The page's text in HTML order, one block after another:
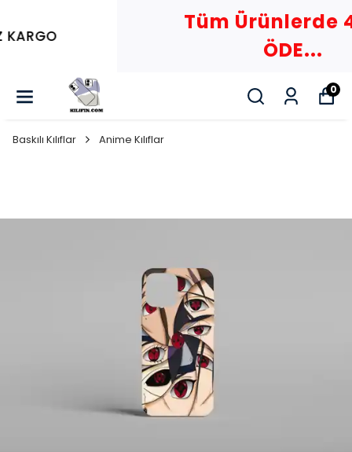
Tüm Ürünlerde 4 AL 2
0
Baskılı Kılıflar Anime Kılıflar